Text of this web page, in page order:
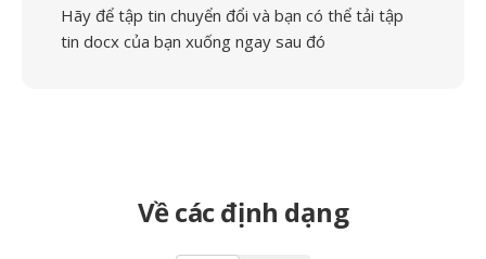
Hãy để tập tin chuyển đổi và bạn có thể tải tập
tin docx của bạn xuống ngay sau đó
Về các định dạng